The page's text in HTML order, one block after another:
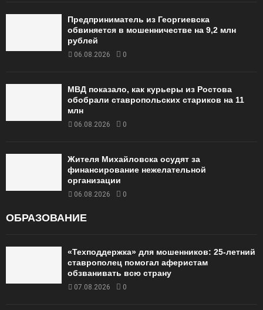
Предприниматель из Георгиевска
обвиняется в мошенничестве на 9,2 млн
рублей
06.08.2026 0
МВД показало, как курьеры из Ростова
обобрали ставропольских стариков на 11
млн
06.08.2026 0
Жителя Михайловска осудят за
финансирование нежелательной
организации
06.08.2026 0
ОБРАЗОВАНИЕ
«Техподдержка» для мошенников: 25-летний
ставрополец помогал аферистам
обзванивать всю страну
07.08.2026 0